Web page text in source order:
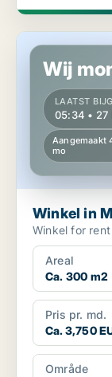
Winkel in
Wij
LAATST
05:34 • 27
Aangemaakt
mo
Winkel in
Winkel for
Areal
Ca. 300 m2
Pris pr. md.
Ca. 3,750
Område